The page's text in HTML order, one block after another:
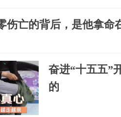
伤亡的背后，是他拿命
奋进“十五五”
的